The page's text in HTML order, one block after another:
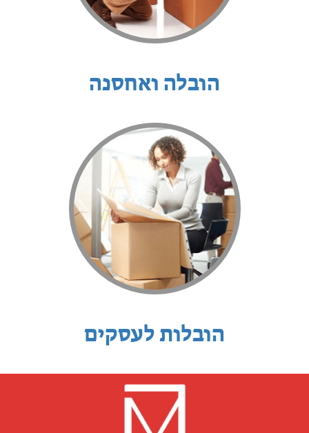
הובלה ואחסנה
הובלות לעסקים